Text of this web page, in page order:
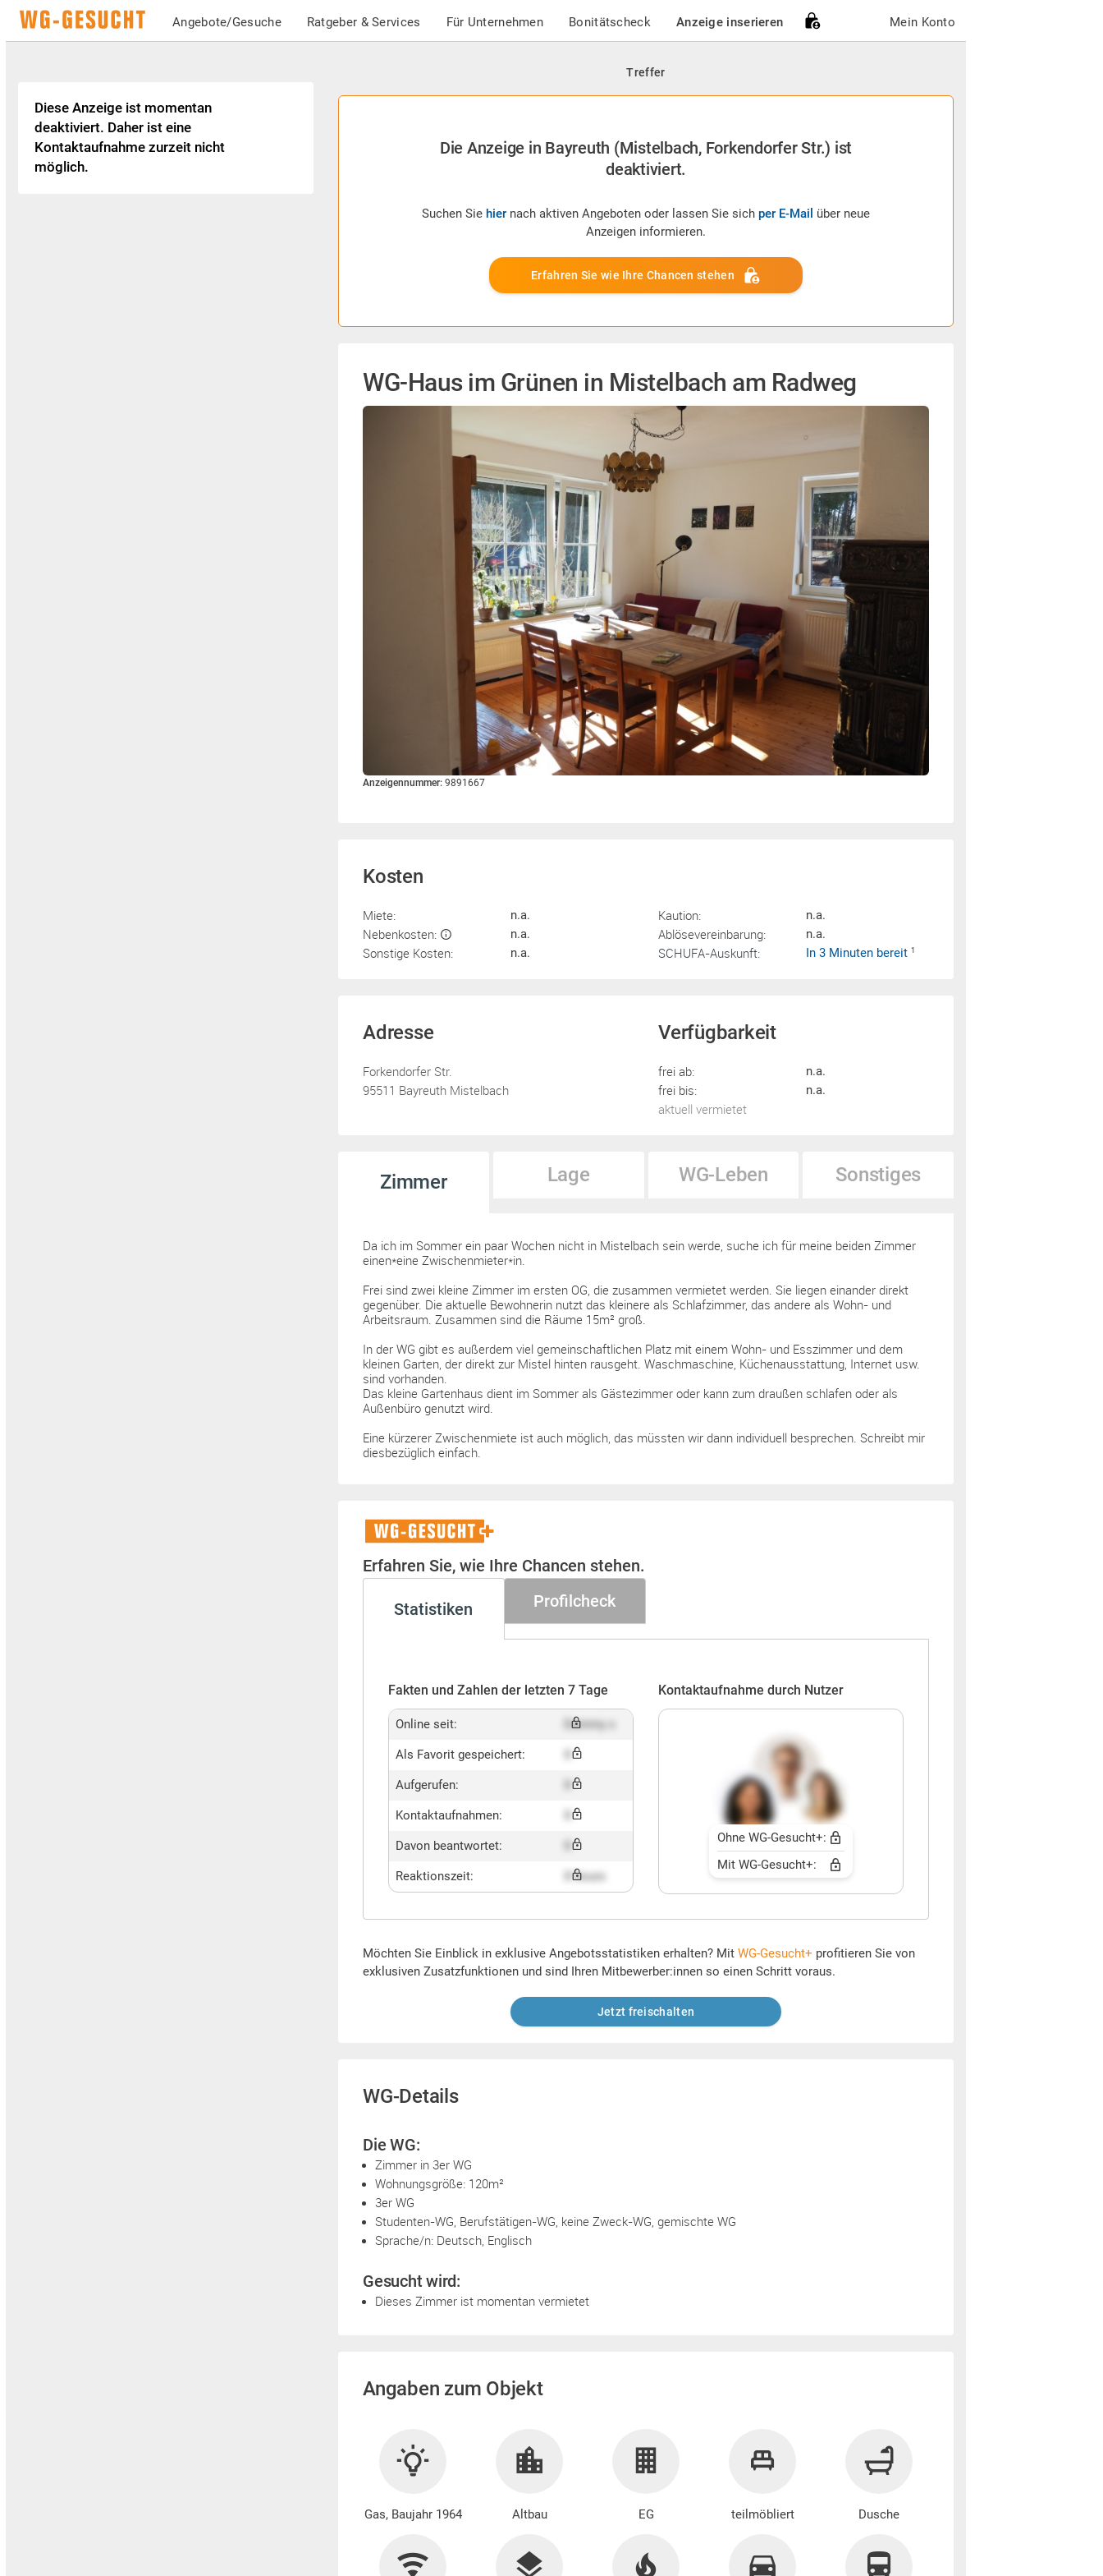
Angebote/Gesuche Ratgeber & Services Für Unternehmen Bonitätscheck Anzeige inserieren Mein Konto
Treffer
Die Anzeige in Bayreuth (Mistelbach, Forkendorfer Str.) ist
deaktiviert.
Suchen Sie hier nach aktiven Angeboten oder lassen Sie sich per E-Mail über neue
Anzeigen informieren.
Erfahren Sie wie Ihre Chancen stehen
WG-Haus im Grünen in Mistelbach am Radweg
Anzeigennummer: 9891667
Kosten
Miete: n.a.
Nebenkosten: n.a.
Sonstige Kosten: n.a.
Kaution: n.a.
Ablösevereinbarung: n.a.
SCHUFA-Auskunft: In 3 Minuten bereit 1
Adresse
Forkendorfer Str.
95511 Bayreuth Mistelbach
Verfügbarkeit
frei ab: n.a.
frei bis: n.a.
aktuell vermietet
Zimmer Lage WG-Leben Sonstiges
Da ich im Sommer ein paar Wochen nicht in Mistelbach sein werde, suche ich für meine beiden Zimmer
einen*eine Zwischenmieter*in.
Frei sind zwei kleine Zimmer im ersten OG, die zusammen vermietet werden. Sie liegen einander direkt
gegenüber. Die aktuelle Bewohnerin nutzt das kleinere als Schlafzimmer, das andere als Wohn- und
Arbeitsraum. Zusammen sind die Räume 15m² groß.
In der WG gibt es außerdem viel gemeinschaftlichen Platz mit einem Wohn- und Esszimmer und dem
kleinen Garten, der direkt zur Mistel hinten rausgeht. Waschmaschine, Küchenausstattung, Internet usw.
sind vorhanden.
Das kleine Gartenhaus dient im Sommer als Gästezimmer oder kann zum draußen schlafen oder als
Außenbüro genutzt wird.
Eine kürzerer Zwischenmiete ist auch möglich, das müssten wir dann individuell besprechen. Schreibt mir
diesbezüglich einfach.
WG-
Gesucht+
Erfahren Sie, wie Ihre Chancen stehen.
Statistiken Profilcheck
Fakten und Zahlen der letzten 7 Tage
Online seit: Dummy x
Als Favorit gespeichert:
Aufgerufen:
Kontaktaufnahmen:
Davon beantwortet:
Reaktionszeit: X hours
Kontaktaufnahme durch Nutzer
Ohne WG-Gesucht+:
Mit WG-Gesucht+:
Möchten Sie Einblick in exklusive Angebotsstatistiken erhalten? Mit WG-Gesucht+ profitieren Sie von
exklusiven Zusatzfunktionen und sind Ihren Mitbewerber:innen so einen Schritt voraus.
Jetzt freischalten
WG-Details
Die WG:
Zimmer in 3er WG
Wohnungsgröße: 120m²
3er WG
Studenten-WG, Berufstätigen-WG, keine Zweck-WG, gemischte WG
Sprache/n: Deutsch, Englisch
Gesucht wird:
Dieses Zimmer ist momentan vermietet
Angaben zum Objekt
Gas, Baujahr 1964 Altbau EG teilmöbliert Dusche
Diese Anzeige ist momentan
deaktiviert. Daher ist eine
Kontaktaufnahme zurzeit nicht
möglich.